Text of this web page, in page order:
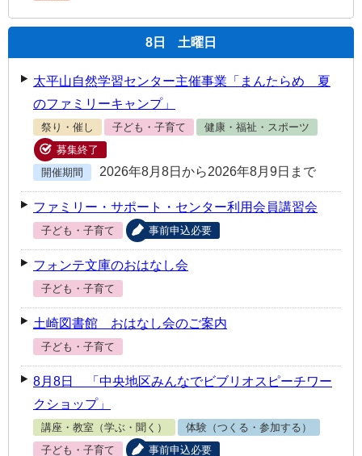
8 日 土曜日
太平山自然学習センター主催事業「まんたらめ 夏
のファミリーキャンプ」
祭り・催し 子ども・子育て
健康・福祉・スポーツ
募集終了
開催期間
2026年8月8日から2026年8月9日まで
ファミリー・サポート・センター利用会員講習会
子ども・子育て 事前申込必要
フォンテ文庫のおはなし会
子ども・子育て
土崎図書館 おはなし会のご案内
子ども・子育て
8月8日 「中央地区みんなでビブリオスピーチワー
クショップ」
講座・教室（学ぶ・聞く）
体験（つくる・参加する）
子ども・子育て
事前申込必要